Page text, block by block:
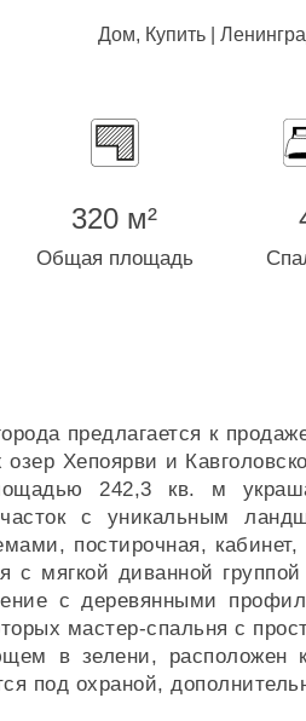
Дом, Купить |
320 м²
Общая площадь
предлагается к
Хепоярви и
242,3 кв. м
с уникальным
постирочная,
с мягкой диванной
с деревянными
мастер-спальня с
в зелени, расположен
под охраной,